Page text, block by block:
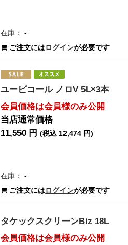
在庫： -
ご注文にはログインが必要です
ユービコール ノロV 5L×3本
会員価格は会員様のみ公開
当店通常価格
11,550 円(税込 12,474 円)
在庫： -
ご注文にはログインが必要です
タケックスクリーンBiz 18L
会員価格は会員様のみ公開